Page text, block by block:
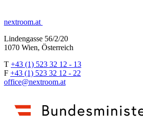
nextroom.at
Lindengasse 56/2/20
1070 Wien, Österreich
T +43 (1) 523 32 12 - 13
F +43 (1) 523 32 12 - 22
office@nextroom.at